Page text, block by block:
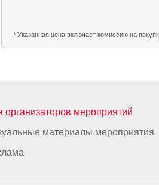
* Указанная цена включает комиссию на
организаторов мероприятий
материалы мероприятия